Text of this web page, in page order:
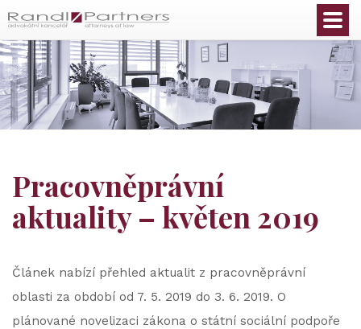
Pracovněprávní
aktuality – květen 2019
Článek nabízí přehled aktualit z pracovněprávní
oblasti za období od 7. 5. 2019 do 3. 6. 2019. O
plánované novelizaci zákona o státní sociální podpoře
Čeština